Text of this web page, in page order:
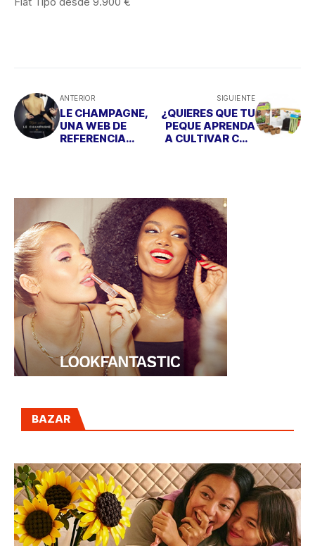
ANTERIOR
LE CHAMPAGNE,
UNA WEB DE
REFERENCIA
SIGUIENTE
¿QUIERES QUE TU
PEQUE APRENDA
A CULTIVAR CON
BAZAR